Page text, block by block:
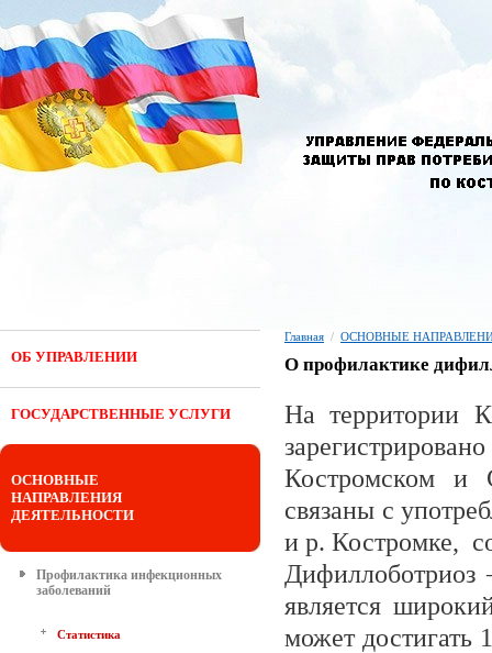
ОБ УПРАВЛЕНИИ
ГОСУДАРСТВЕННЫЕ УСЛУГИ
ОСНОВНЫЕ
НАПРАВЛЕНИЯ
ДЕЯТЕЛЬНОСТИ
Профилактика инфекционных
заболеваний
Статистика
Главная / ОСНОВНЫЕ
О профилактике
На территории
Костромском и
связаны с
и р. Костромке,
Дифиллоботриоз
является
может достигать